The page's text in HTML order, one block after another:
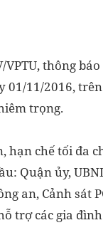
VPTU, thông
01/11/2016,
trọng.
chế tối đa
Quận ủy,
an, Cảnh sát
trợ các gia